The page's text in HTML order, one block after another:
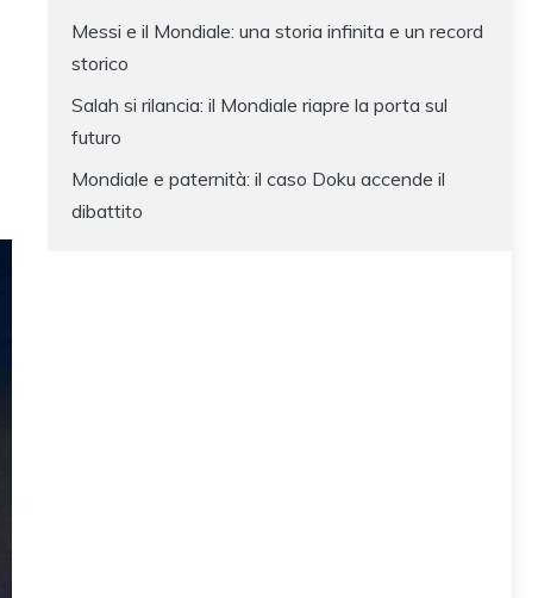
Messi e il Mondiale: una storia infinita e un record
storico
Salah si rilancia: il Mondiale riapre la porta sul
futuro
Mondiale e paternità: il caso Doku accende il
dibattito